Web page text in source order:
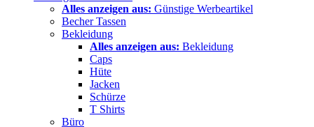
Alles anzeigen aus: Günstige Werbeartikel
Becher Tassen
Bekleidung
Alles anzeigen aus: Bekleidung
Caps
Hüte
Jacken
Schürze
T Shirts
Büro